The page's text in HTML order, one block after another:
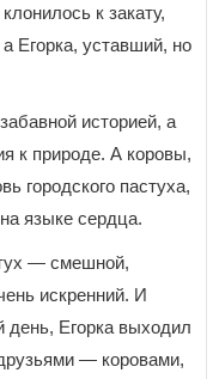
к закату,
Егорка, уставший, но
историей, а
к природе. А коровы,
городского пастуха,
языке сердца.
— смешной,
искренний. И
день, Егорка выходил
— коровами,